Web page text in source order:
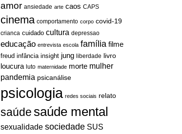
amor ansiedade arte caos CAPS
cinema comportamento corpo covid-19
crianca cuidado cultura depressao
educação entrevista escola família filme
freud infância insight jung liberdade livro
loucura luto maternidade morte mulher
pandemia psicanálise
psicologia redes sociais relato
saúdesaúde mental
sexualidade sociedade SUS